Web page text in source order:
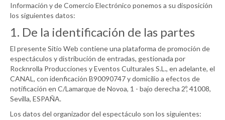
Información y de Comercio Electrónico ponemos a su disposición
los siguientes datos:
1. De la identificación de las partes
El presente Sitio Web contiene una plataforma de promoción de
espectáculos y distribución de entradas, gestionada por
Rocknrolla Producciones y Eventos Culturales S.L., en adelante, el
CANAL , con idenficación B90090747 y domicilio a efectos de
notificación en C/Lamarque de Novoa, 1 - bajo derecha 2º, 41008,
Sevilla, ESPAÑA.
Los datos del organizador del espectáculo son los siguientes: